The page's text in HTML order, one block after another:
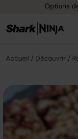
Options
Accueil Découvrir